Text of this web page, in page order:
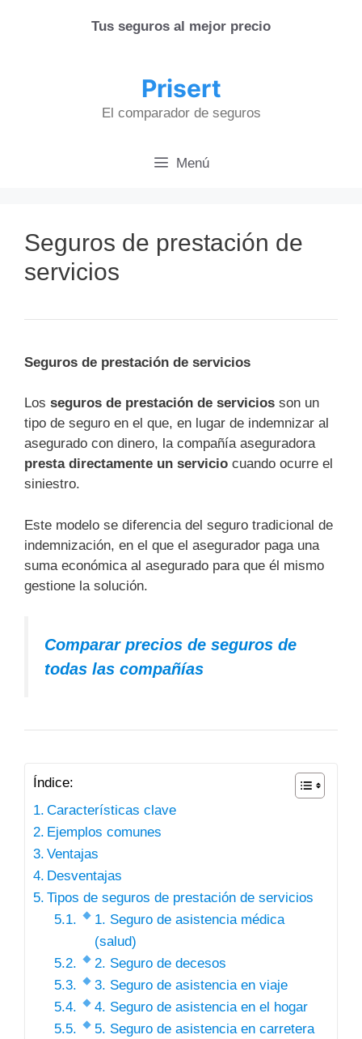
Tus seguros al mejor precio
Prisert
El comparador de seguros
Menú
Seguros de prestación de
servicios
Seguros de prestación de servicios
Los seguros de prestación de servicios son un
tipo de seguro en el que, en lugar de indemnizar al
asegurado con dinero, la compañía aseguradora
presta directamente un servicio cuando ocurre el
siniestro.
Este modelo se diferencia del seguro tradicional de
indemnización, en el que el asegurador paga una
suma económica al asegurado para que él mismo
gestione la solución.
Comparar precios de seguros de
todas las compañías
Índice:
Características clave
Ejemplos comunes
Ventajas
Desventajas
Tipos de seguros de prestación de servicios
1. Seguro de asistencia médica
(salud)
2. Seguro de decesos
3. Seguro de asistencia en viaje
4. Seguro de asistencia en el hogar
5. Seguro de asistencia en carretera